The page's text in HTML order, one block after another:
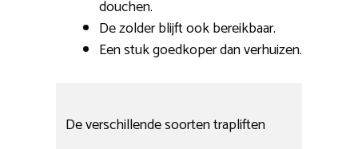
douchen.
De zolder blijft ook bereikbaar.
Een stuk goedkoper dan verhuizen.
De verschillende soorten trapliften